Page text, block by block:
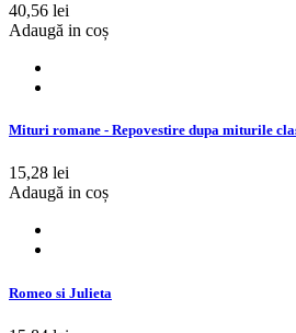
40,56 lei
Adaugă in coș
Mituri romane - Repovestire dupa miturile
15,28 lei
Adaugă in coș
Romeo si Julieta